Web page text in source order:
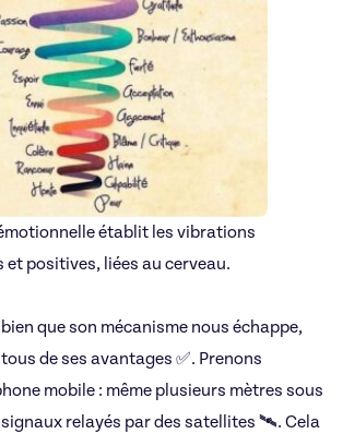
émotionnelle établit les vibrations
et positives, liées au cerveau.
que son mécanisme nous échappe,
de ses avantages ✅. Prenons
mobile : même plusieurs mètres sous
relayés par des satellites 🛰️. Cela